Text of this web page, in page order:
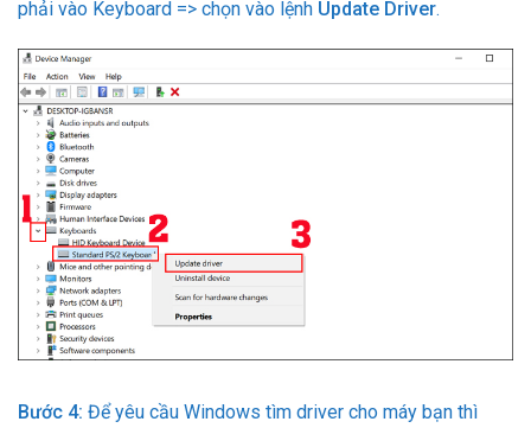
phải vào Keyboard => chọn vào lệnh Update Driver.
Bước 4: Để yêu cầu Windows tìm driver cho máy bạn thì